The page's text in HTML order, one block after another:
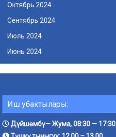
Октябрь 2024
Сентябрь 2024
Июль 2024
Июнь 2024
Иш убактылары:
Дүйшөмбү— Жума, 08:30 — 17:30